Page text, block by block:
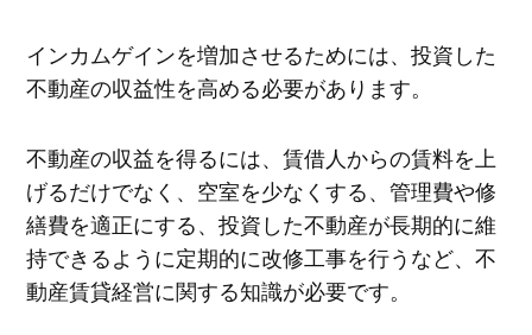
インカムゲインを増加させるためには、投資した
不動産の収益性を高める必要があります。
不動産の収益を得るには、賃借人からの賃料を上
げるだけでなく、空室を少なくする、管理費や修
繕費を適正にする、投資した不動産が長期的に維
持できるように定期的に改修工事を行うなど、不
動産賃貸経営に関する知識が必要です。